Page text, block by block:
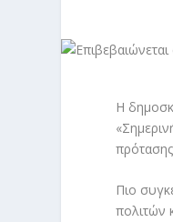
Η
Πιο
πολιτών